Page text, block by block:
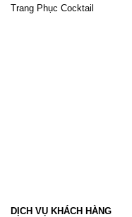
Trang Phục Cocktail
DỊCH VỤ KHÁCH HÀNG